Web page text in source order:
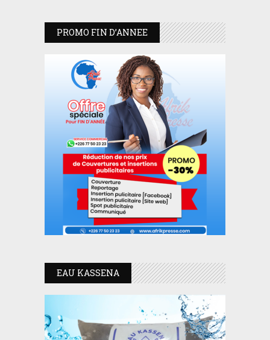
PROMO FIN D’ANNEE
EAU KASSENA